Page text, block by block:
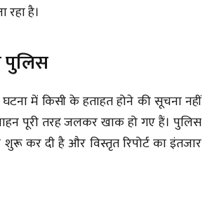
रहा है।
पुलिस
में किसी के हताहत होने की सूचना नहीं
पूरी तरह जलकर खाक हो गए हैं। पुलिस
कर दी है और विस्तृत रिपोर्ट का इंतजार